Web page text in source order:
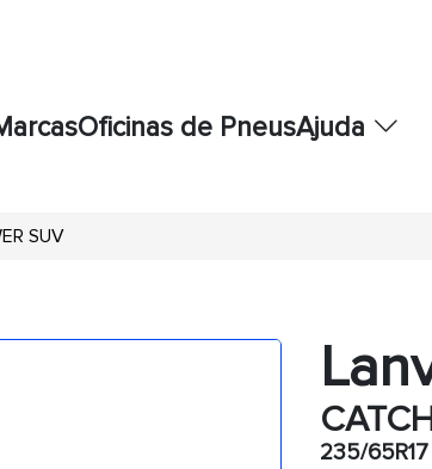
Oficinas de PneusAjuda
SUV
235/